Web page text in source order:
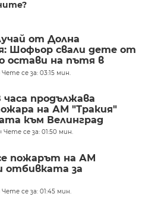
от Долна
Шофьор свали дете от
остави на пътя в
Чете се за: 03:15 мин.
часа продължава
на АМ "Тракия"
към Велинград
Чете се за: 01:50 мин.
пожарът на АМ
отбивката за
Чете се за: 01:45 мин.